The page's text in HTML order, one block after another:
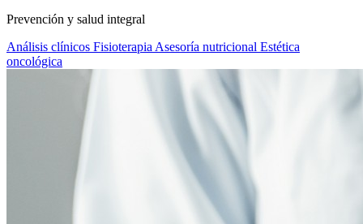
Prevención y salud integral
Análisis clínicos Fisioterapia Asesoría nutricional Estética
oncológica